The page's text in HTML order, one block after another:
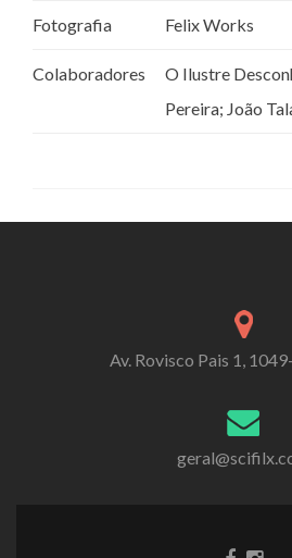
Fotografia Felix Works
Colaboradores
O Ilustre
Pereira; João
Av. Rovisco Pais 1,